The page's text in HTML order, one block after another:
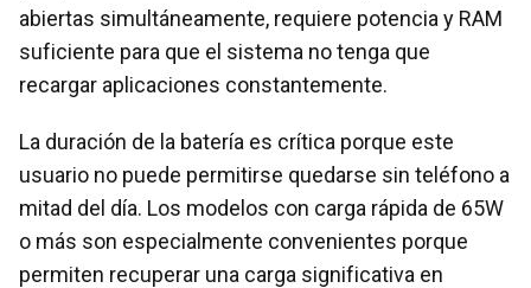
abiertas simultáneamente, requiere potencia y RAM
suficiente para que el sistema no tenga que
recargar aplicaciones constantemente.
La duración de la batería es crítica porque este
usuario no puede permitirse quedarse sin teléfono a
mitad del día. Los modelos con carga rápida de 65W
o más son especialmente convenientes porque
permiten recuperar una carga significativa en